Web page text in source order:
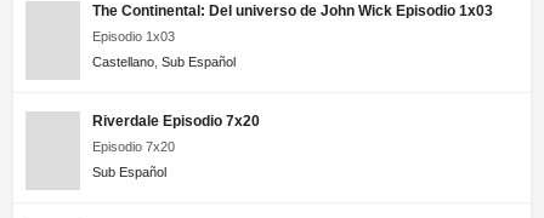
The Continental: Del universo de John Wick Episodio 1x03
Episodio 1x03
Castellano Sub Español
Riverdale Episodio 7x20
Episodio 7x20
Sub Español